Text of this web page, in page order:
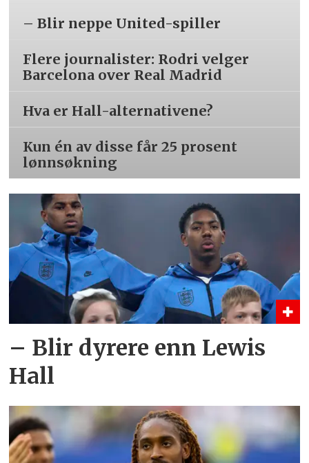
– Blir neppe United-spiller
Flere journalister: Rodri velger
Barcelona over Real Madrid
Hva er Hall-alternativene?
Kun én av disse får 25 prosent
lønnsøkning
– Blir dyrere enn Lewis
Hall